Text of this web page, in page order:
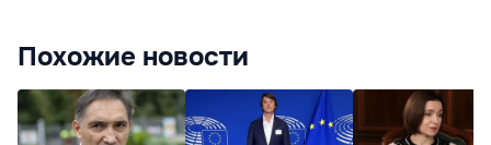
Похожие новости